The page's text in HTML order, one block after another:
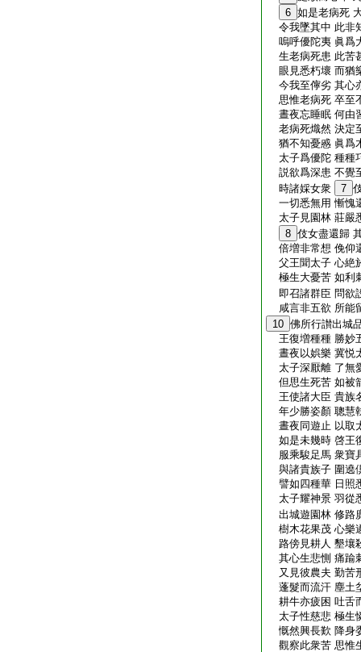
6 如是老病死
令我墜其中 此非
嗚呼優陀夷 眞爲
生老病死患 此苦
眼見悉朽壞 而猶
今我至儜劣 其心
思惟老病死 卒至
晝夜忘睡眠 何由
老病死熾然 決定
猶不知憂慼 眞爲
太子爲優陀 種種
説欲爲深患 不覺
時諸婇女衆
7
一切悉無用 慚愧
太子見園林 莊嚴
8 伎女盡還歸
倍増非常想 俛仰
父王聞太子 心絶
極生大憂苦 如利
即召諸群臣 問欲
咸言非五欲 所能
10 佛所行讃出城
王復増種種 勝妙
晝夜以娯樂 冀悦
太子深厭離 了無
但思生死苦 如被
王使諸大臣 貴族
年少勝姿顏 聰慧
晝夜同遊止 以取
如是未幾時 啓王
服乘駿足馬 衆寶
與諸貴族子 圍遶
譬如四種華 日照
太子耀神景 羽從
出城遊園林 修路
樹木花果茂 心樂
路傍見耕人 墾壤
其心生悲惻 痛踰
又見彼農夫 勤苦
蓬髮而流汗 塵土
耕牛亦疲困 吐舌
太子性慈悲 極生
慨然興長歎 降身
觀察此衆苦 思惟